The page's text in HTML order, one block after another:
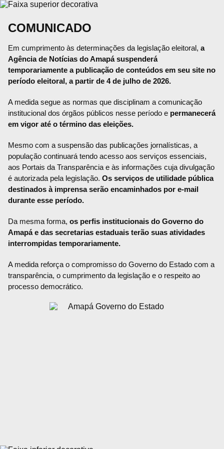
COMUNICADO
Em cumprimento às determinações da legislação eleitoral, a
Agência de Notícias do Amapá suspenderá
temporariamente a publicação de conteúdos em seu site no
período eleitoral, a partir de 4 de julho de 2026.
A medida segue as normas que disciplinam a comunicação
institucional dos órgãos públicos nesse período e permanecerá
em vigor até o término das eleições.
Mesmo com a suspensão das publicações jornalísticas, a
população continuará tendo acesso aos serviços essenciais,
aos Portais da Transparência e às informações cuja divulgação
é autorizada pela legislação. Os serviços de utilidade pública
destinados à imprensa serão encaminhados por e-mail
durante esse período.
Da mesma forma, os perfis institucionais do Governo do
Amapá e das secretarias estaduais terão suas atividades
interrompidas temporariamente.
A medida reforça o compromisso do Governo do Estado com a
transparência, o cumprimento da legislação e o respeito ao
processo democrático.